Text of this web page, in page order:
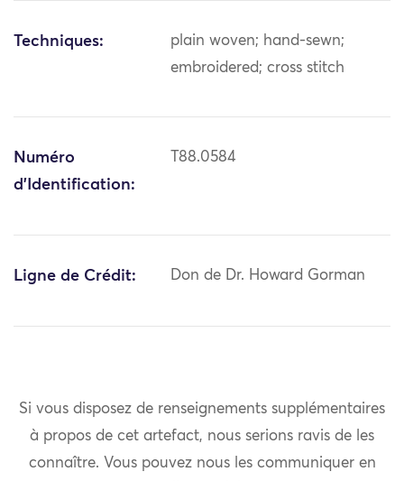
Techniques:
plain woven; hand-sewn;
embroidered; cross stitch
Numéro
d'Identification:
T88.0584
Ligne de Crédit: Don de Dr. Howard Gorman
Si vous disposez de renseignements supplémentaires
à propos de cet artefact, nous serions ravis de les
connaître. Vous pouvez nous les communiquer en